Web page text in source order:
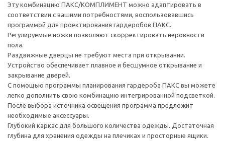
Эту комбинацию ПАКС/КОМПЛИМЕНТ можно адаптировать в
соответствии с вашими потребностями, воспользовавшись
программой для проектирования гардеробов ПАКС.
Регулируемые ножки позволяют скорректировать неровности
пола.
Раздвижные дверцы не требуют места при открывании.
Устройство обеспечивает плавное и бесшумное открывание и
закрывание дверей.
С помощью программы планирования гардероба ПАКС вы можете
легко дополнить свою комбинацию интегрированной подсветкой.
После выбора источника освещения программа предложит
необходимые аксессуары.
Глубокий каркас для большого количества одежды. Достаточная
глубина для хранения одежды на плечиках и просторные ящики.